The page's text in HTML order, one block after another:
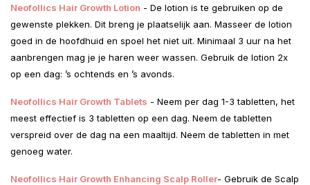
Neofollics Hair Growth Lotion - De lotion is te gebruiken op de
gewenste plekken. Dit breng je plaatselijk aan. Masseer de lotion
goed in de hoofdhuid en spoel het niet uit. Minimaal 3 uur na het
aanbrengen mag je je haren weer wassen. Gebruik de lotion 2x
op een dag: ’s ochtends en ’s avonds.
Neofollics Hair Growth Tablets - Neem per dag 1-3 tabletten, het
meest effectief is 3 tabletten op een dag. Neem de tabletten
verspreid over de dag na een maaltijd. Neem de tabletten in met
genoeg water.
Neofollics Hair Growth Enhancing Scalp Roller- Gebruik de Scalp